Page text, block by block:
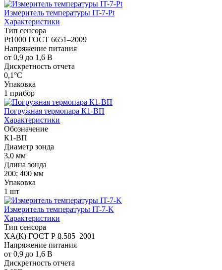
Измеритель температуры IT-7-Pt
Характеристики
Тип сенсора
Pt1000 ГОСТ 6651–2009
Напряжение питания
от 0,9 до 1,6 В
Дискретность отчета
0,1°C
Упаковка
1 прибор
Погружная термопара К1-ВП
Характеристики
Обозначение
К1-ВП
Диаметр зонда
3,0 мм
Длина зонда
200; 400 мм
Упаковка
1 шт
Измеритель температуры IT-7-K
Характеристики
Тип сенсора
XA(К) ГОСТ Р 8.585–2001
Напряжение питания
от 0,9 до 1,6 В
Дискретность отчета